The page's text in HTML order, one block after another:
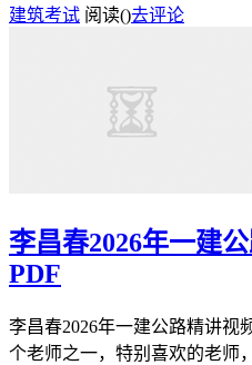
建筑考试 阅读()去评论
李昌春2026年一建
PDF
李昌春2026年一建公路精讲视
个老师之一，特别喜欢的老师